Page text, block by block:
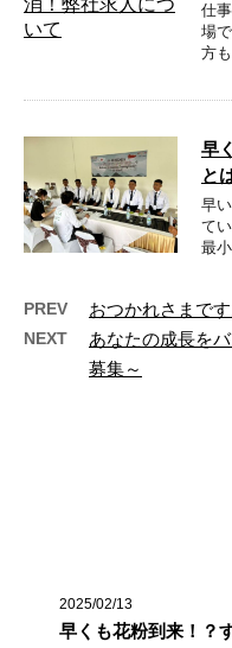
仕
場
方
早
と
早
て
最
PREV おつかれさまで
NEXT
あなたの成長を
募集～
2025/02/13
早くも花粉到来！？